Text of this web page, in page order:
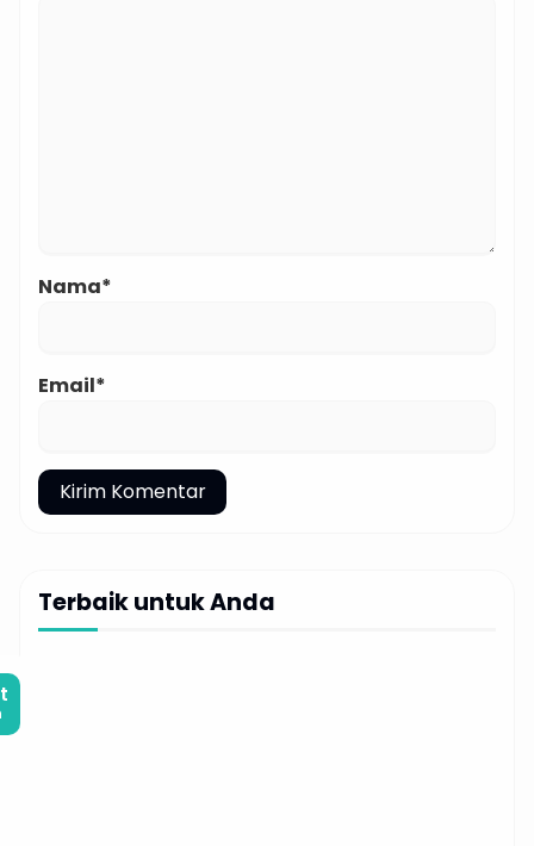
Nama*
Email*
Terbaik untuk Anda